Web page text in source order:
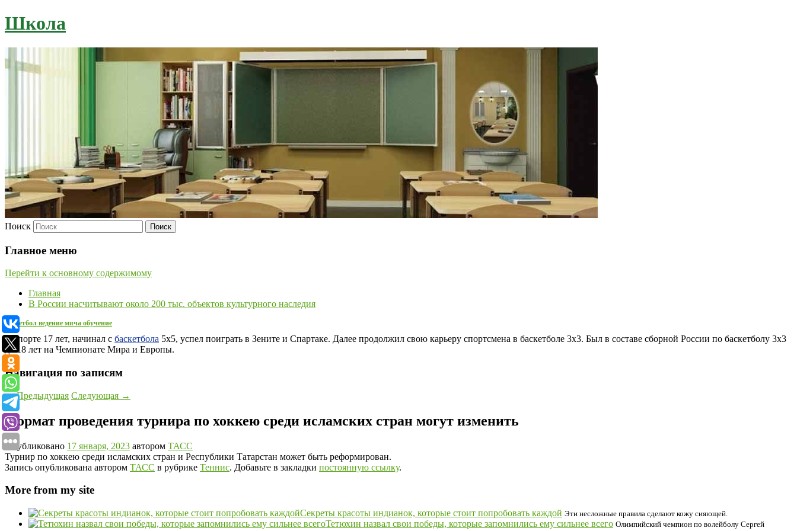
Школа
Поиск
Главное меню
Перейти к основному содержимому
Главная
В России насчитывают около 200 тыс. объектов культурного наследия
баскетбол ведение мяча обучение
В спорте 17 лет, начинал с баскетбола 5х5, успел поиграть в Зените и Спартаке. Далее продолжил свою карьеру спортсмена в баскетболе 3х3. Был в составе сборной России по баскетболу 3х3
до 18 лет на Чемпионате Мира и Европы.
Навигация по записям
←Предыдущая Следующая →
Формат проведения турнира по хоккею среди исламских стран могут изменить
Опубликовано 17 января, 2023 автором ТАСС
Турнир по хоккею среди исламских стран и Республики Татарстан может быть реформирован.
Запись опубликована автором ТАСС в рубрике Теннис. Добавьте в закладки постоянную ссылку.
More from my site
Секреты красоты индианок, которые стоит попробовать каждой Эти несложные правила сделают кожу сияющей.
Тетюхин назвал свои победы, которые запомнились ему сильнее всего Олимпийский чемпион по волейболу Сергей